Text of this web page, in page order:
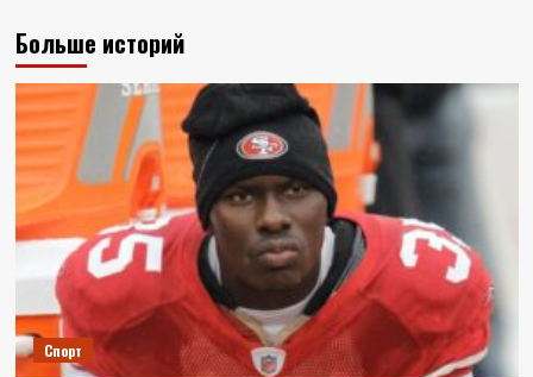
Больше историй
Спорт